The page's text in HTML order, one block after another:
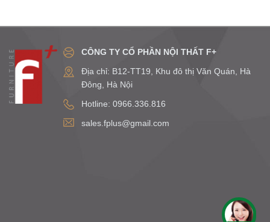
CÔNG TY CỔ PHẦN NỘI THẤT F+
Địa chỉ: B12-TT19, Khu đô thị Văn Quán, Hà
Đông, Hà Nội
Hotline: 0966.336.816
sales.fplus@gmail.com